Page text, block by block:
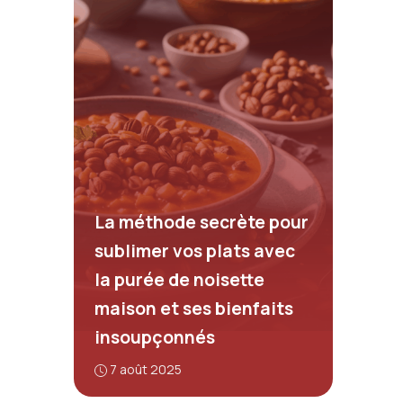
La méthode secrète pour
sublimer vos plats avec
la purée de noisette
maison et ses bienfaits
insoupçonnés
7 août 2025